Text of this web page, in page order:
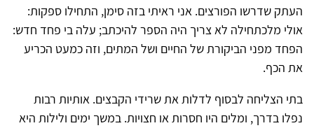
העתק שדרשו הפורצים. אני ראיתי בזה סימן, התחילו ספקות:
אולי מלכתחילה לא צריך היה הספר להיכתב; עלה בי פחד חדש:
הפחד מפני הביקורת של החיים ושל המתים, וזה כמעט הכריע
את הכף.
בתי הצליחה לבסוף לדלות את שרידי הקבצים. אותיות רבות
נפלו בדרך, ומלים היו חסרות או חצויות. במשך ימים ולילות היא